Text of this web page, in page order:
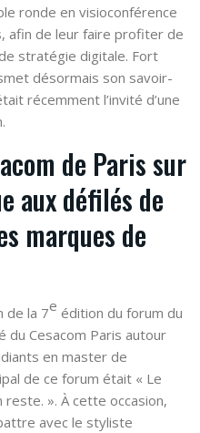
ronde en visioconférence
afin de leur faire profiter de
stratégie digitale. Fort
désormais son savoir-
récemment l’invité d’une
de Paris sur
aux défilés de
marques de
de la 7e édition du forum du
du Cesacom Paris autour
en master de
de ce forum était « Le
». À cette occasion,
avec le styliste